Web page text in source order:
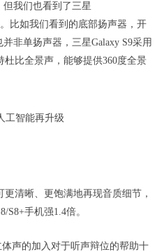
我们也看到了三星
比如我们看到的底部扬声器，开
非单扬声器，三星Galaxy S9采用
比全景声，能够提供360度全景
清晰、更饱满地再现音质细节，
S8+手机强1.4倍。
声的加入对于听声辩位的帮助十